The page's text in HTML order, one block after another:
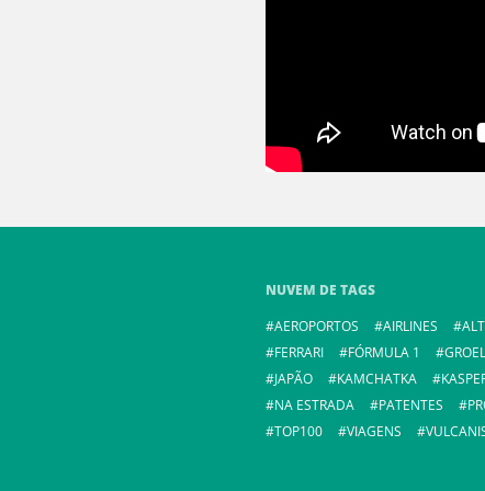
NUVEM DE TAGS
AEROPORTOS
AIRLINES
FERRARI
FÓRMULA 1
JAPÃO
KAMCHATKA
NA ESTRADA
PATENTES
TOP100
VIAGENS